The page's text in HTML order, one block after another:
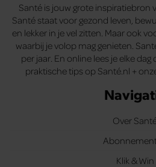
Santé is jouw grote inspiratiebron
Santé staat voor gezond leven,
en lekker in je vel zitten. Maar ook
waarbij je volop mag genieten.
per jaar. En online lees je elke
praktische tips op Santé.nl +
Over
Klik & Win